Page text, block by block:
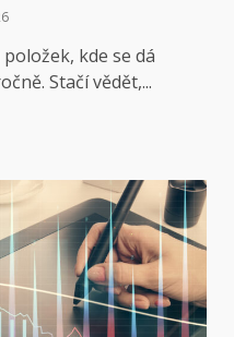
kde se dá
Stačí vědět,...